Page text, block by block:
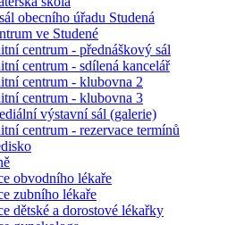
obecního úřadu Studená
ve Studené
centrum - přednáškový sál
centrum - sdílená kancelář
centrum - klubovna 2
centrum - klubovna 3
výstavní sál (galerie)
centrum - rezervace termínů
obvodního lékaře
zubního lékaře
dětské a dorostové lékařky